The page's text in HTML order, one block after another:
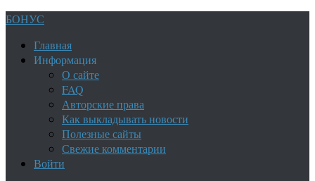
БОНУС
Главная
Информация
О сайте
FAQ
Авторские права
Как выкладывать новости
Полезные сайты
Свежие комментарии
Войти